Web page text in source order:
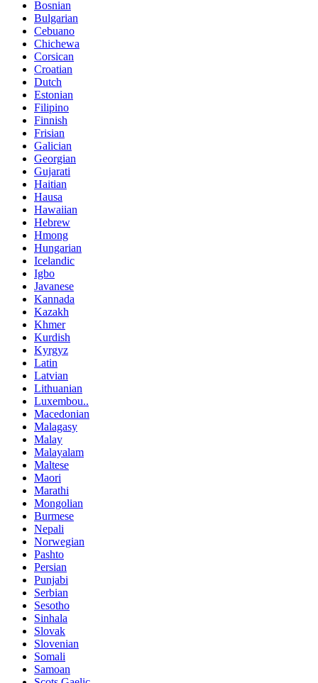
Bosnian
Bulgarian
Cebuano
Chichewa
Corsican
Croatian
Dutch
Estonian
Filipino
Finnish
Frisian
Galician
Georgian
Gujarati
Haitian
Hausa
Hawaiian
Hebrew
Hmong
Hungarian
Icelandic
Igbo
Javanese
Kannada
Kazakh
Khmer
Kurdish
Kyrgyz
Latin
Latvian
Lithuanian
Luxembou..
Macedonian
Malagasy
Malay
Malayalam
Maltese
Maori
Marathi
Mongolian
Burmese
Nepali
Norwegian
Pashto
Persian
Punjabi
Serbian
Sesotho
Sinhala
Slovak
Slovenian
Somali
Samoan